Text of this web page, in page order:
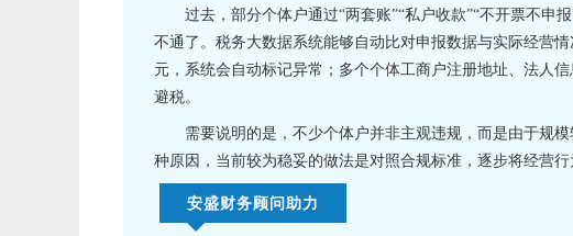
过去，部分个体户通过“两套账”“私户收款”“不开票不申
不通了 。税务大数据系统能够自动比对申报数据与实际经营
元，系统会自动标记异常；多个个体工商户注册地址、法人
避税。
需要说明的是，不少个体户并非主观违规，而是由于规
种原因，当前较为稳妥的做法是对照合规标准，逐步将经营行
安盛财务顾问助力